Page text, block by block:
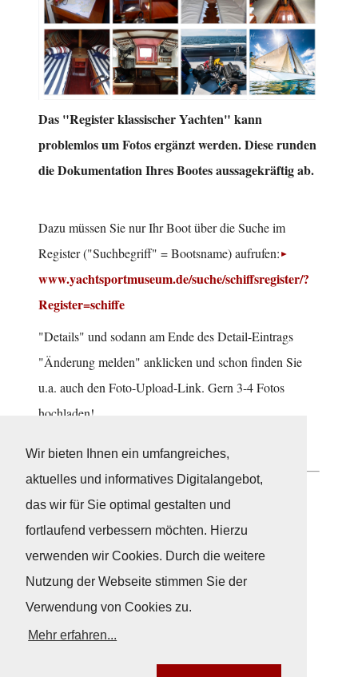
Wir bieten Ihnen ein umfangreiches,
aktuelles und informatives Digitalangebot,
das wir für Sie optimal gestalten und
fortlaufend verbessern möchten. Hierzu
verwenden wir Cookies. Durch die weitere
Nutzung der Webseite stimmen Sie der
Verwendung von Cookies zu.
Mehr erfahren...
Das "Register klassischer Yachten" kann
problemlos um Fotos ergänzt werden. Diese runden
die Dokumentation Ihres Bootes aussagekräftig ab.
Dazu müssen Sie nur Ihr Boot über die Suche im
Register ("Suchbegriff" = Bootsname) aufrufen:
www.yachtsportmuseum.de/suche/schiffsregister/?
Register=schiffe
"Details" und sodann am Ende des Detail-Eintrags
"Änderung melden" anklicken und schon finden Sie
u.a. auch den Foto-Upload-Link. Gern 3-4 Fotos
hochladen!
Gleich mal probieren!
Neuigkeiten